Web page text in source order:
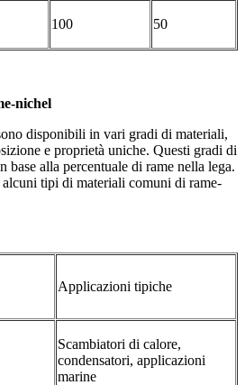
100 50
nichel
disponibili in vari gradi di materiali,
e proprietà uniche. Questi gradi di
base alla percentuale di rame nella lega.
alcuni tipi di materiali comuni di rame-
Applicazioni tipiche
Scambiatori di calore,
condensatori, applicazioni
marine